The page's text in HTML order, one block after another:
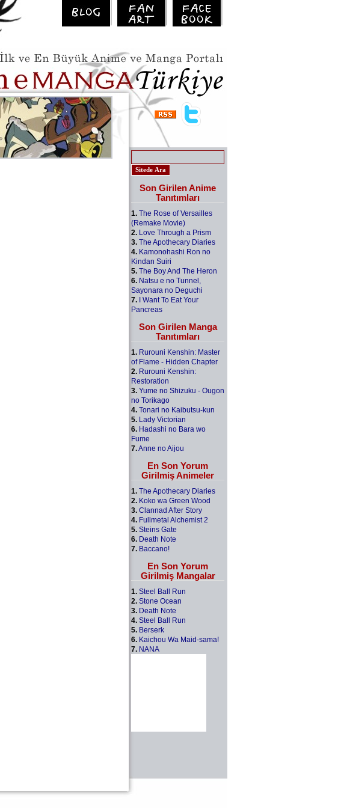
Son Girilen Anime
Tanıtımları
1. The Rose of Versailles
(Remake Movie)
2. Love Through a Prism
3. The Apothecary Diaries
4. Kamonohashi Ron no
Kindan Suiri
5. The Boy And The Heron
6. Natsu e no Tunnel,
Sayonara no Deguchi
7. I Want To Eat Your
Pancreas
Son Girilen Manga
Tanıtımları
1. Rurouni Kenshin: Master
of Flame - Hidden Chapter
2. Rurouni Kenshin:
Restoration
3. Yume no Shizuku - Ougon
no Torikago
4. Tonari no Kaibutsu-kun
5. Lady Victorian
6. Hadashi no Bara wo
Fume
7.Anne no Aijou
En Son Yorum
Girilmiş Animeler
1. The Apothecary Diaries
2. Koko wa Green Wood
3. Clannad After Story
4. Fullmetal Alchemist 2
5. Steins Gate
6. Death Note
7. Baccano!
En Son Yorum
Girilmiş Mangalar
1. Steel Ball Run
2. Stone Ocean
3. Death Note
4. Steel Ball Run
5. Berserk
6. Kaichou Wa Maid-sama!
7. NANA